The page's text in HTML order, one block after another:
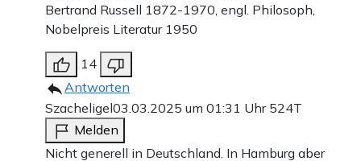
Bertrand Russell 1872-1970, engl. Philosoph,
Nobelpreis Literatur 1950
14
Antworten
Szacheligel03.03.2025 um 01:31 Uhr 524T
Melden
Nicht generell in Deutschland. In Hamburg aber